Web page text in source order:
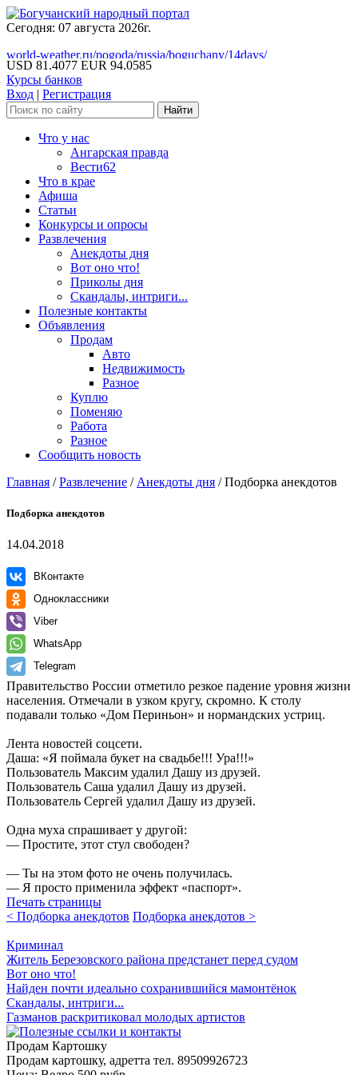
Сегодня: 07 августа 2026г.
world-weather.ru/pogoda/russia/boguchany/14days/
USD 81.4077 EUR 94.0585
Курсы банков
Вход | Регистрация
Что у нас
Ангарская правда
Вести62
Что в крае
Афиша
Статьи
Конкурсы и опросы
Развлечения
Анекдоты дня
Вот оно что!
Приколы дня
Скандалы, интриги...
Полезные контакты
Объявления
Продам
Авто
Недвижимость
Разное
Куплю
Поменяю
Работа
Разное
Сообщить новость
Главная /Развлечение / Анекдоты дня /Подборка анекдотов
Подборка анекдотов
14.04.2018
ВКонтакте
Одноклассники
Viber
WhatsApp
Telegram
Правительство России отметило резкое падение уровня жизни
населения. Отмечали в узком кругу, скромно. К столу
подавали только «Дом Периньон» и нормандских устриц.
Лента новостей соцсети.
Даша: «Я поймала букет на свадьбе!!! Ура!!!»
Пользователь Максим удалил Дашу из друзей.
Пользователь Саша удалил Дашу из друзей.
Пользователь Сергей удалил Дашу из друзей.
Одна муха спрашивает у другой:
— Простите, этот стул свободен?
— Ты на этом фото не очень получилась.
— Я просто применила эффект «паспорт».
Печать страницы
< Подборка анекдотов Подборка анекдотов >
Криминал
Житель Березовского района предстанет перед судом
Вот оно что!
Найден почти идеально сохранившийся мамонтёнок
Скандалы, интриги...
Газманов раскритиковал молодых артистов
Продам Картошку
Продам картошку, адретта тел. 89509926723